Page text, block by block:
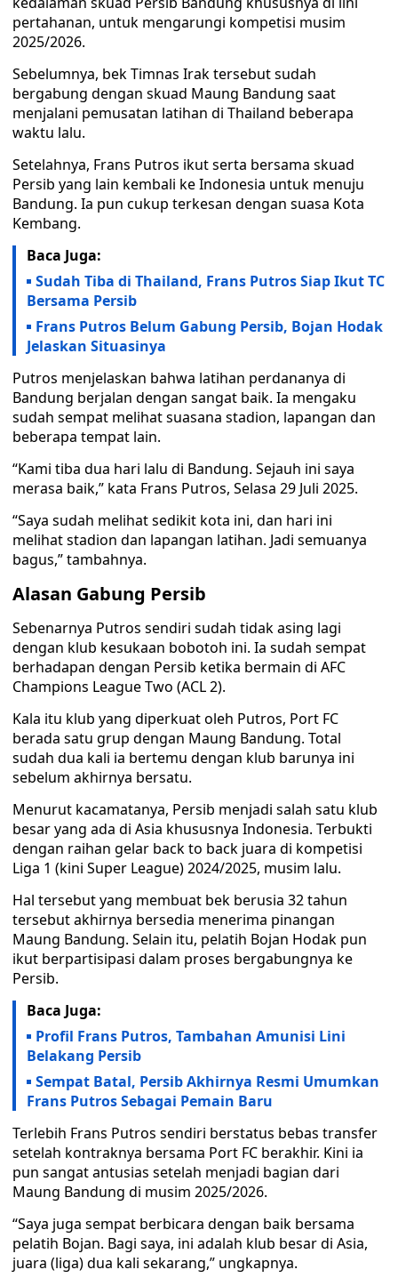
pertahanan, untuk mengarungi kompetisi musim
2025/2026.
Sebelumnya, bek Timnas Irak tersebut sudah
bergabung dengan skuad Maung Bandung saat
menjalani pemusatan latihan di Thailand beberapa
waktu lalu.
Setelahnya, Frans Putros ikut serta bersama skuad
Persib yang lain kembali ke Indonesia untuk menuju
Bandung. Ia pun cukup terkesan dengan suasa Kota
Kembang.
Baca Juga:
Sudah Tiba di Thailand, Frans Putros Siap Ikut TC
Bersama Persib
Frans Putros Belum Gabung Persib, Bojan Hodak
Jelaskan Situasinya
Putros menjelaskan bahwa latihan perdananya di
Bandung berjalan dengan sangat baik. Ia mengaku
sudah sempat melihat suasana stadion, lapangan dan
beberapa tempat lain.
“Kami tiba dua hari lalu di Bandung. Sejauh ini saya
merasa baik,” kata Frans Putros, Selasa 29 Juli 2025.
“Saya sudah melihat sedikit kota ini, dan hari ini
melihat stadion dan lapangan latihan. Jadi semuanya
bagus,” tambahnya.
Alasan Gabung Persib
Sebenarnya Putros sendiri sudah tidak asing lagi
dengan klub kesukaan bobotoh ini. Ia sudah sempat
berhadapan dengan Persib ketika bermain di AFC
Champions League Two (ACL 2).
Kala itu klub yang diperkuat oleh Putros, Port FC
berada satu grup dengan Maung Bandung. Total
sudah dua kali ia bertemu dengan klub barunya ini
sebelum akhirnya bersatu.
Menurut kacamatanya, Persib menjadi salah satu klub
besar yang ada di Asia khususnya Indonesia. Terbukti
dengan raihan gelar back to back juara di kompetisi
Liga 1 (kini Super League) 2024/2025, musim lalu.
Hal tersebut yang membuat bek berusia 32 tahun
tersebut akhirnya bersedia menerima pinangan
Maung Bandung. Selain itu, pelatih Bojan Hodak pun
ikut berpartisipasi dalam proses bergabungnya ke
Persib.
Baca Juga:
Profil Frans Putros, Tambahan Amunisi Lini
Belakang Persib
Sempat Batal, Persib Akhirnya Resmi Umumkan
Frans Putros Sebagai Pemain Baru
Terlebih Frans Putros sendiri berstatus bebas transfer
setelah kontraknya bersama Port FC berakhir. Kini ia
pun sangat antusias setelah menjadi bagian dari
Maung Bandung di musim 2025/2026.
“Saya juga sempat berbicara dengan baik bersama
pelatih Bojan. Bagi saya, ini adalah klub besar di Asia,
juara (liga) dua kali sekarang,” ungkapnya.